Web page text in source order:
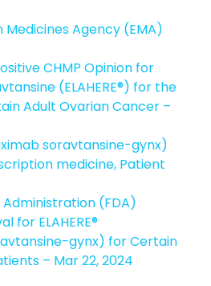
Medicines Agency (EMA)
CHMP Opinion for
(ELAHERE®) for the
Adult Ovarian Cancer –
soravtansine-gynx)
medicine, Patient
Administration (FDA)
for ELAHERE®
gynx) for Certain
– Mar 22, 2024